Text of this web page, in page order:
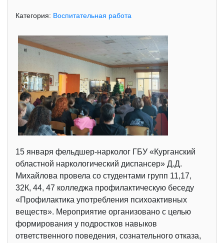
Категория: Воспитательная работа
15 января фельдшер-нарколог ГБУ «Курганский
областной наркологический диспансер» Д.Д.
Михайлова провела со студентами групп 11,17,
32К, 44, 47 колледжа профилактическую беседу
«Профилактика употребления психоактивных
веществ». Мероприятие организовано с целью
формирования у подростков навыков
ответственного поведения, сознательного отказа,